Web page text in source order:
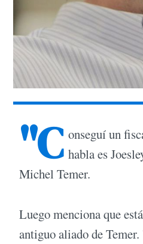
"C onseguí un
habla es
Michel Temer.
Luego menciona que
antiguo aliado de Temer.